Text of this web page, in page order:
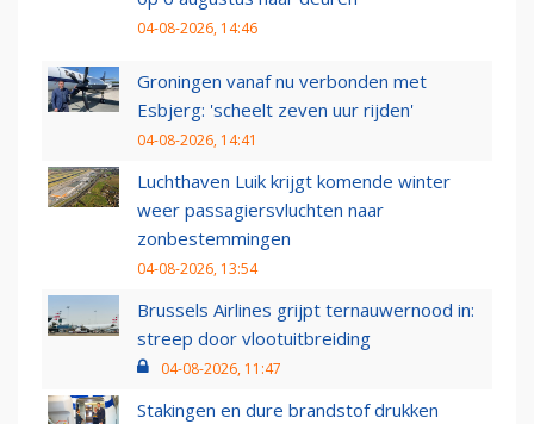
04-08-2026, 14:46
Groningen vanaf nu verbonden met
Esbjerg: 'scheelt zeven uur rijden'
04-08-2026, 14:41
Luchthaven Luik krijgt komende winter
weer passagiersvluchten naar
zonbestemmingen
04-08-2026, 13:54
Brussels Airlines grijpt ternauwernood in:
streep door vlootuitbreiding
04-08-2026, 11:47
Stakingen en dure brandstof drukken